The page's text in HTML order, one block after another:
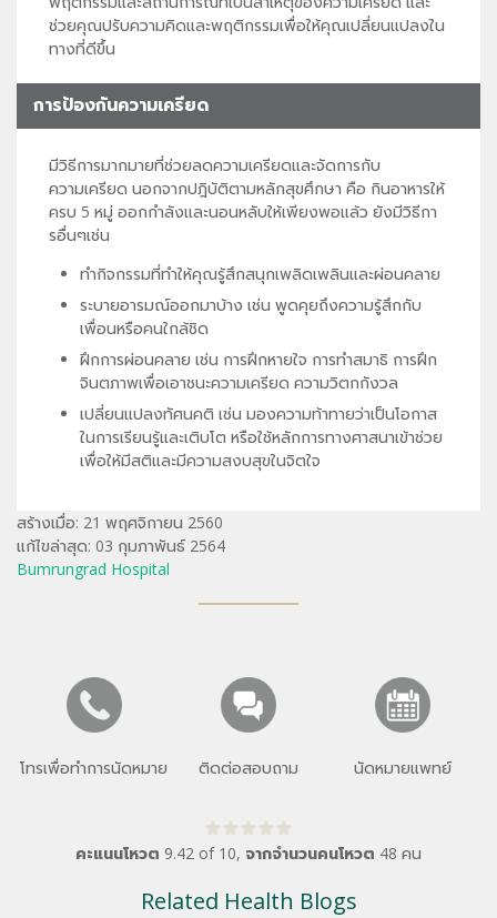
ช่วยคุณปรับความคิดและพฤติกรรมเพื่อให้คุณเปลี่ยนแปลงใน
ทางที่ดีขึ้น
การป้องกันความเครียด
มีวิธีการมากมายที่ช่วยลดความเครียดและจัดการกับ
ความเครียด นอกจากปฎิบัติตามหลักสุขศึกษา คือ กินอาหารให้
ครบ 5 หมู่ ออกกำลังและนอนหลับให้เพียงพอแล้ว ยังมีวิธีกา
รอื่นๆเช่น
ทำกิจกรรมที่ทำให้คุณรู้สึกสนุกเพลิดเพลินและผ่อนคลาย
ระบายอารมณ์ออกมาบ้าง เช่น พูดคุยถึงความรู้สึกกับ
เพื่อนหรือคนใกล้ชิด
ฝึกการผ่อนคลาย เช่น การฝึกหายใจ การทำสมาธิ การฝึก
จินตภาพเพื่อเอาชนะความเครียด ความวิตกกังวล
เปลี่ยนแปลงทัศนคติ เช่น มองความท้าทายว่าเป็นโอกาส
ในการเรียนรู้และเติบโต หรือใช้หลักการทางศาสนาเข้าช่วย
เพื่อให้มีสติและมีความสงบสุขในจิตใจ
สร้างเมื่อ: 21 พฤศจิกายน 2560
แก้ไขล่าสุด: 03 กุมภาพันธ์ 2564
Bumrungrad Hospital
โทรเพื่อทำการนัดหมาย ติดต่อสอบถาม นัดหมายแพทย์
คะแนนโหวต 9.42 of 10, จากจำนวนคนโหวต 48 คน
Related Health Blogs